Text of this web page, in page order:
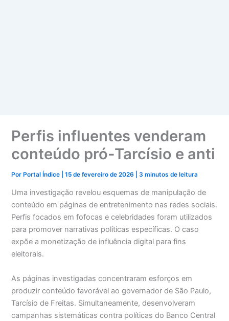
Perfis influentes venderam
conteúdo pró-Tarcísio e anti
PorPortal Índice |15 de fevereiro de 2026 |3 minutos de leitura
Uma investigação revelou esquemas de manipulação de
conteúdo em páginas de entretenimento nas redes sociais.
Perfis focados em fofocas e celebridades foram utilizados
para promover narrativas políticas específicas. O caso
expõe a monetização de influência digital para fins
eleitorais.
As páginas investigadas concentraram esforços em
produzir conteúdo favorável ao governador de São Paulo,
Tarcísio de Freitas. Simultaneamente, desenvolveram
campanhas sistemáticas contra políticas do Banco Central